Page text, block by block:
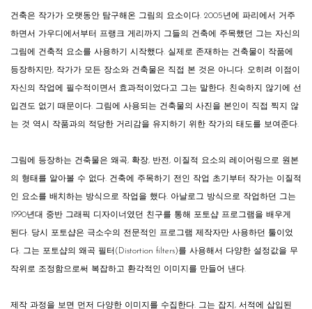
건축은 작가가 오랫동안 탐구해온 그림의 요소이다. 2005년에 파리에서 거주
하면서 가우디에서부터 프랭크 게리까지 그들의 건축에 주목했던 그는 자신의
그림에 건축적 요소를 사용하기 시작했다. 실제로 존재하는 건축물이 작품에
등장하지만, 작가가 모든 장소와 건축물은 직접 본 것은 아니다. 오히려 이점이
자신의 작업에 필수적이면서 효과적이었다고 그는 말한다. 친숙하지 않기에 선
입견도 없기 때문이다. 그림에 사용되는 건축물의 사진을 본인이 직접 찍지 않
는 것 역시 작품과의 적당한 거리감을 유지하기 위한 작가의 태도를 보여준다.
그림에 등장하는 건축물은 왜곡, 확장, 반전, 이질적 요소의 레이어링으로 원본
의 형태를 알아볼 수 없다. 건축에 주목하기 전인 작업 초기부터 작가는 이질적
인 요소를 배치하는 방식으로 작업을 했다. 아날로그 방식으로 작업하던 그는
1990년대 중반 그래픽 디자이너였던 친구를 통해 포토샵 프로그램을 배우게
된다. 당시 포토샵은 극소수의 전문적인 프로그램 제작자만 사용하던 툴이었
다. 그는 포토샵의 왜곡 필터(Distortion filters)를 사용해서 다양한 설정값을 무
작위로 조정함으로써 복잡하고 환각적인 이미지를 만들어 낸다.
제작 과정을 보면 먼저 다양한 이미지를 수집한다. 그는 잡지, 서적에 삽입된